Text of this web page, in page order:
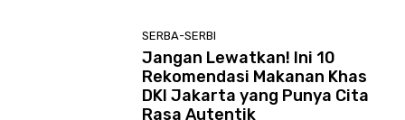
SERBA-SERBI
Jangan Lewatkan! Ini 10
Rekomendasi Makanan Khas
DKI Jakarta yang Punya Cita
Rasa Autentik